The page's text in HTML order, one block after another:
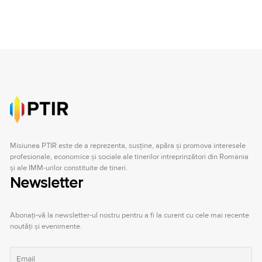
Misiunea PTIR este de a reprezenta, susţine, apăra şi promova interesele
profesionale, economice şi sociale ale tinerilor întreprinzători din România
şi ale IMM-urilor constituite de tineri.
Newsletter
Abonați-vă la newsletter-ul nostru pentru a fi la curent cu cele mai recente
noutăți și evenimente.